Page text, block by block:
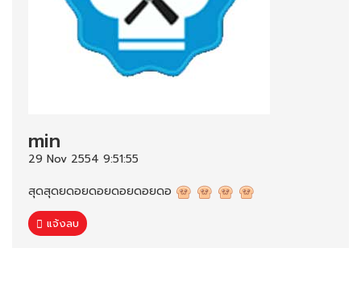
min
29 Nov 2554 9:51:55
สุดสุดยดอยดอยดอยดอยดอ
แจ้งลบ